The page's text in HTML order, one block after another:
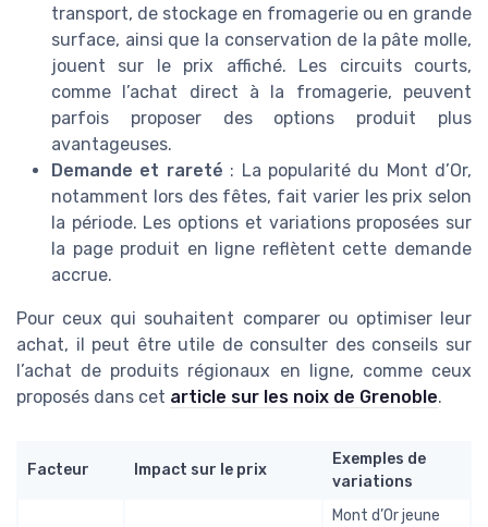
transport, de stockage en fromagerie ou en grande
surface, ainsi que la conservation de la pâte molle,
jouent sur le prix affiché. Les circuits courts,
comme l’achat direct à la fromagerie, peuvent
parfois proposer des options produit plus
avantageuses.
Demande et rareté : La popularité du Mont d’Or,
notamment lors des fêtes, fait varier les prix selon
la période. Les options et variations proposées sur
la page produit en ligne reflètent cette demande
accrue.
Pour ceux qui souhaitent comparer ou optimiser leur
achat, il peut être utile de consulter des conseils sur
l’achat de produits régionaux en ligne, comme ceux
proposés dans cet article sur les noix de Grenoble.
Facteur Impact sur le prix
Exemples de
variations
Mont d’Or jeune